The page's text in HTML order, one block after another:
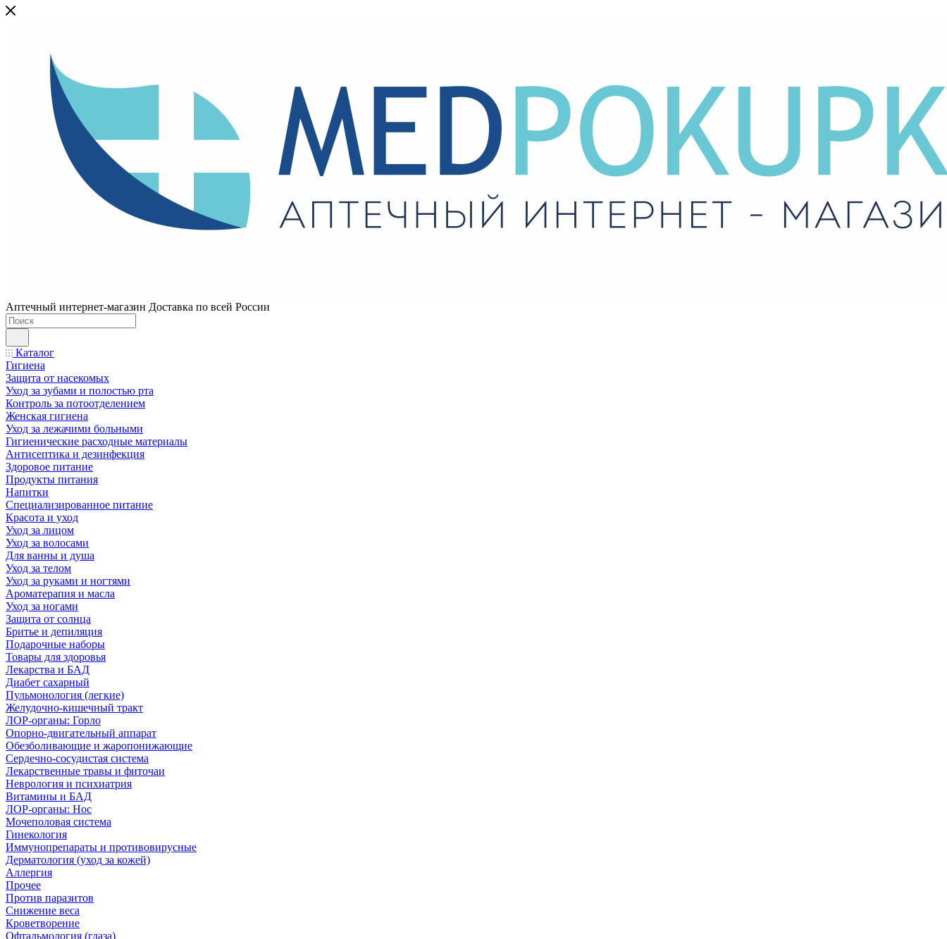
Аптечный интернет-магазин Доставка по всей России
Каталог
Гигиена
Защита от насекомых
Уход за зубами и полостью рта
Контроль за потоотделением
Женская гигиена
Уход за лежачими больными
Гигиенические расходные материалы
Антисептика и дезинфекция
Здоровое питание
Продукты питания
Напитки
Специализированное питание
Красота и уход
Уход за лицом
Уход за волосами
Для ванны и душа
Уход за телом
Уход за руками и ногтями
Ароматерапия и масла
Уход за ногами
Защита от солнца
Бритье и депиляция
Подарочные наборы
Товары для здоровья
Лекарства и БАД
Диабет сахарный
Пульмонология (легкие)
Желудочно-кишечный тракт
ЛОР-органы: Горло
Опорно-двигательный аппарат
Обезболивающие и жаропонижающие
Сердечно-сосудистая система
Лекарственные травы и фиточаи
Неврология и психиатрия
Витамины и БАД
ЛОР-органы: Нос
Мочеполовая система
Гинекология
Иммунопрепараты и противовирусные
Дерматология (уход за кожей)
Аллергия
Прочее
Против паразитов
Снижение веса
Кроветворение
Офтальмология (глаза)